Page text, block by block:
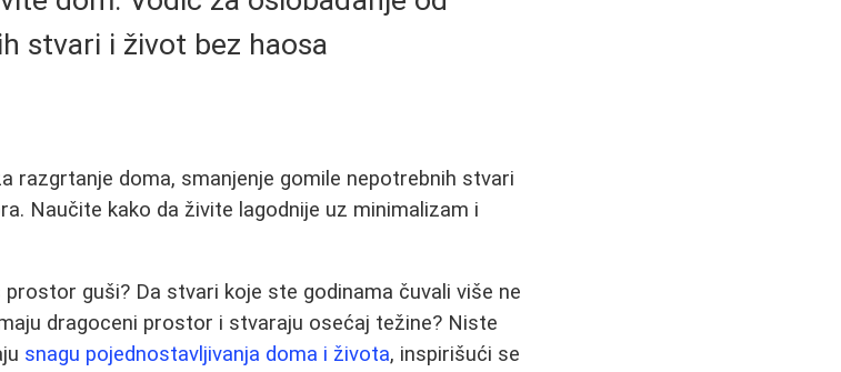
stvari i život bez haosa
razgrtanje doma, smanjenje gomile nepotrebnih stvari
Naučite kako da živite lagodnije uz minimalizam i
guši? Da stvari koje ste godinama čuvali više ne
dragoceni prostor i stvaraju osećaj težine? Niste
snagu pojednostavljivanja doma i života, inspirišući se